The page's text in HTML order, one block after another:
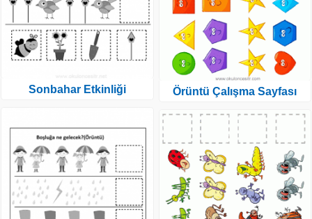
Sonbahar Etkinliği Örüntü Çalışma Sayfası